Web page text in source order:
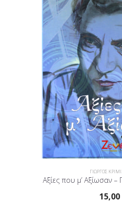
ΓΙΩΡΓΟΣ
Αξίες που μ’ Αξίωσαν –
15,00